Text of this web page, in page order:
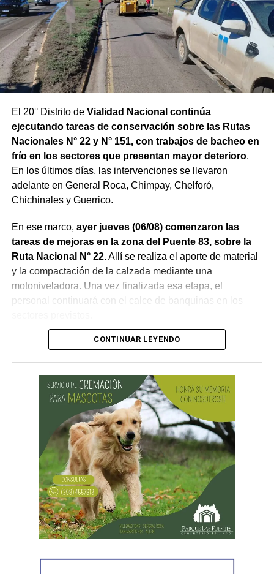
El 20° Distrito de Vialidad Nacional continúa
ejecutando tareas de conservación sobre las Rutas
Nacionales N° 22 y N° 151, con trabajos de bacheo en
frío en los sectores que presentan mayor deterioro.
En los últimos días, las intervenciones se llevaron
adelante en General Roca, Chimpay, Chelforó,
Chichinales y Guerrico.
En ese marco, ayer jueves (06/08) comenzaron las
tareas de mejoras en la zona del Puente 83, sobre la
Ruta Nacional N° 22. Allí se realiza el aporte de material
y la compactación de la calzada mediante una
motoniveladora. Una vez finalizada esa etapa, el
personal continuará con el calce de banquinas en los
Desde Vialidad Nacional informaron que,durante las
próximas semanas, el operativo de bacheo será
reforzado con dos nuevas cuadrillas de trabajo y dos
camiones bacheadores, lo que permitirá incrementar
el ritmo de ejecución y optimizar las tareas de
mantenimiento en distintos puntos del Alto Valle.
Por otra parte, el organismo avanza con el relevamiento
CONTINUAR LEYENDO